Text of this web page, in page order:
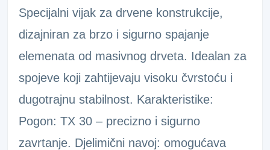
Specijalni vijak za drvene konstrukcije,
dizajniran za brzo i sigurno spajanje
elemenata od masivnog drveta. Idealan za
spojeve koji zahtijevaju visoku čvrstoću i
dugotrajnu stabilnost. Karakteristike:
Pogon: TX 30 – precizno i sigurno
zavrtanje. Djelimični navoj: omogućava